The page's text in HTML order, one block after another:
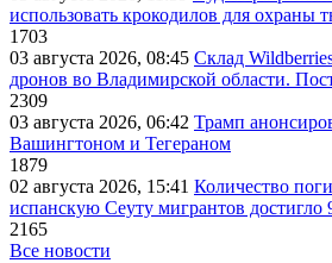
использовать крокодилов для охраны
1703
03 августа 2026, 08:45 Склад
дронов во Владимирской области.
2309
03 августа 2026, 06:42 Трамп
Вашингтоном и Тегераном
1879
02 августа 2026, 15:41 Количество
испанскую Сеуту мигрантов достигло
2165
Все новости